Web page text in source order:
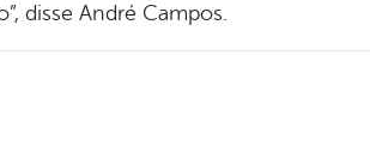
disse André Campos.